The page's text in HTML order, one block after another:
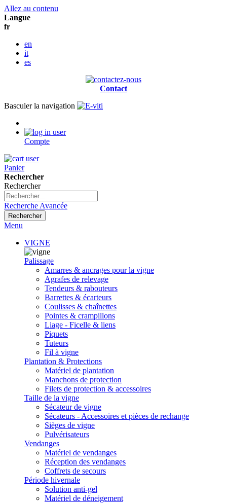
Allez au contenu
Langue
fr
en
it
es
Contact
Basculer la navigation
Compte
Panier
Rechercher
Rechercher
Recherche Avancée
Rechercher
Menu
VIGNE
Palissage
Amarres & ancrages pour la vigne
Agrafes de relevage
Tendeurs & rabouteurs
Barrettes & écarteurs
Coulisses & chaînettes
Pointes & crampillons
Liage - Ficelle & liens
Piquets
Tuteurs
Fil à vigne
Plantation & Protections
Matériel de plantation
Manchons de protection
Filets de protection & accessoires
Taille de la vigne
Sécateur de vigne
Sécateurs - Accessoires et pièces de rechange
Sièges de vigne
Pulvérisateurs
Vendanges
Matériel de vendanges
Réception des vendanges
Coffrets de secours
Période hivernale
Solution anti-gel
Matériel de déneigement